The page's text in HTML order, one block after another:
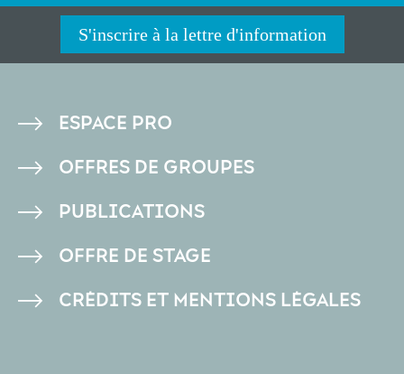
S'inscrire à la lettre d'information
PIED
DE
ESPACE PRO
OFFRES DE GROUPES
PUBLICATIONS
OFFRE DE STAGE
CRÉDITS ET MENTIONS LÉGALES